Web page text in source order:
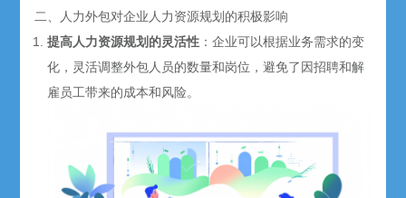
二、人力外包对企业人力资源规划的积极影响
提高人力资源规划的灵活性 ：企业可以根据业务需求的变
化，灵活调整外包人员的数量和岗位，避免了因招聘和解
雇员工带来的成本和风险。